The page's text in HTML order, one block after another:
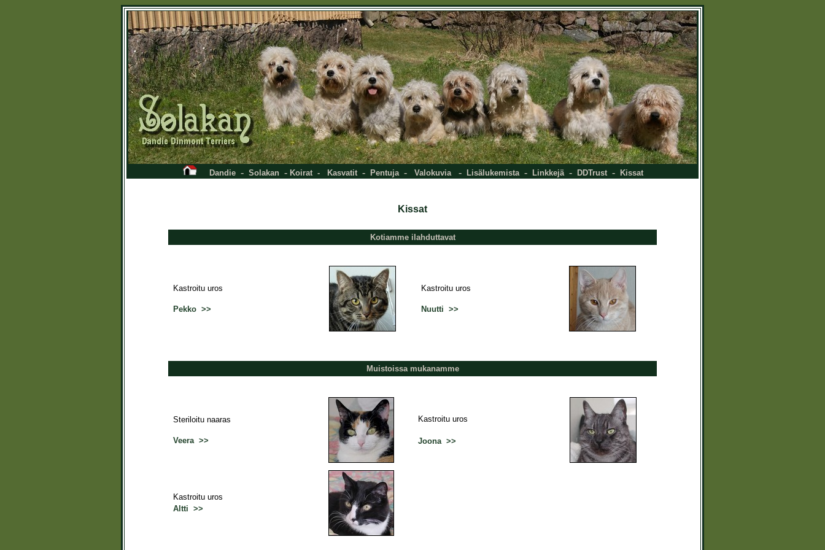
Dandie- Solakan- Koirat- Kasvatit - Pentuja- Valokuvia- Lisälukemista- Linkkejä - DDTrust - Kissat
Kissat
Kotiamme ilahduttavat
Kastroitu uros
Pekko >>
Kastroitu uros
Nuutti >>
Muistoissa mukanamme
Steriloitu naaras
Veera >>
Kastroitu uros
Joona >>
Kastroitu uros
Altti >>